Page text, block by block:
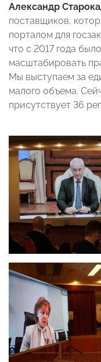
Александр
поставщиков,
порталом для
что с 2017 года
масштабировать
Мы выступаем за
малого объема.
присутствует 36